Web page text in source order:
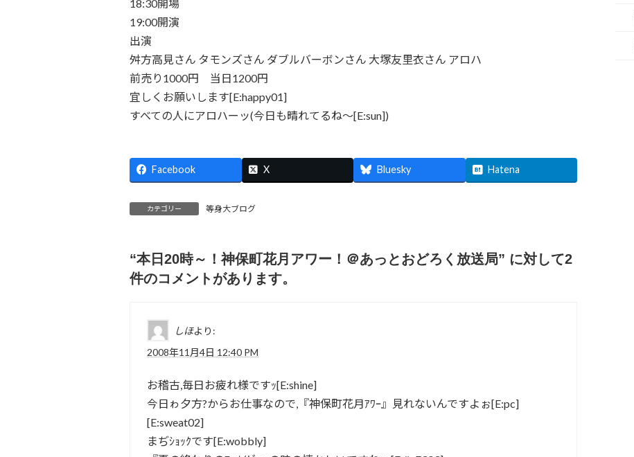
18:30開場
19:00開演
出演
舛方高見さん タモンズさん ダブルバーボンさん 大塚友里衣さん アロハ
前売り1000円 当日1200円
宜しくお願いします[E:happy01]
すべての人にアロハーッ(今日も晴れてるね～[E:sun])
Facebook X Bluesky Hatena
カテゴリー 等身大ブログ
“本日20時～！神保町花月アワー！＠あっとおどろく放送局” に対して2
件のコメントがあります。
しほより:
2008年11月4日 12:40 PM
お稽古,毎日お疲れ様ですｯ[E:shine]
今日ゎ夕方?からお仕事なので,『神保町花月ｱﾜｰ』見れないんですよぉ[E:pc]
[E:sweat02]
まぢｼｮｯｸです[E:wobbly]